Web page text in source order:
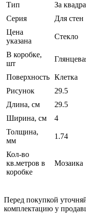
Тип
За
Серия
Для стен
Цена
указана
Стекло
В коробке,
шт
Поверхность Клетка
Рисунок
29.5
Длина, см
29.5
Ширина, см
4
Толщина,
мм
1.74
Кол-во
кв.метров в
коробке
Мозаика
Перед покупкой
комплектацию у